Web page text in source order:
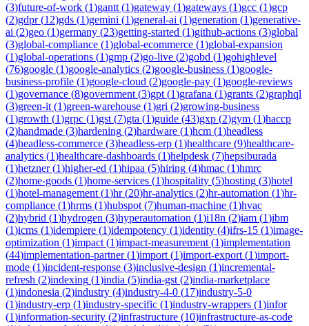
(3)future-of-work (1)gantt (1)gateway (1)gateways (1)gcc (1)gcp
(2)gdpr(12)gds (1)gemini (1)general-ai (1)generation (1)generative-
ai (2)geo (1)germany (23)getting-started (1)github-actions (3)global
(3)global-compliance (1)global-ecommerce (1)global-expansion
(1)global-operations (1)gmp (2)go-live (2)gobd (1)gohighlevel
(76)google (1)google-analytics (2)google-business (1)google-
business-profile (1)google-cloud (2)google-pay (1)google-reviews
(1)governance (8)government (3)gpt (1)grafana (1)grants (2)graphql
(3)green-it (1)green-warehouse (1)gri (2)growing-business
(1)growth (1)grpc (1)gst (7)gta (1)guide (43)gxp (2)gym (1)haccp
(2)handmade (3)hardening (2)hardware (1)hcm (1)headless
(4)headless-commerce (3)headless-erp (1)healthcare (9)healthcare-
analytics (1)healthcare-dashboards (1)helpdesk (7)hepsiburada
(1)hetzner(1)higher-ed (1)hipaa (5)hiring (4)hmac (1)hmrc
(2)home-goods (1)home-services (1)hospitality (5)hosting (3)hotel
(1)hotel-management (1)hr(20)hr-analytics (2)hr-automation (1)hr-
compliance (1)hrms (1)hubspot (7)human-machine (1)hvac
(2)hybrid (1)hydrogen (3)hyperautomation (1)i18n (2)iam (1)ibm
(1)icms (1)idempiere (1)idempotency (1)identity (4)ifrs-15 (1)image-
optimization (1)impact (1)impact-measurement (1)implementation
(44)implementation-partner(1)import (1)import-export (1)import-
mode (1)incident-response (3)inclusive-design (1)incremental-
refresh (2)indexing (1)india (5)india-gst (2)india-marketplace
(1)indonesia (2)industry (4)industry-4-0 (17)industry-5-0
(1)industry-erp (1)industry-specific (1)industry-wrappers (1)infor
(1)information-security (2)infrastructure (10)infrastructure-as-code